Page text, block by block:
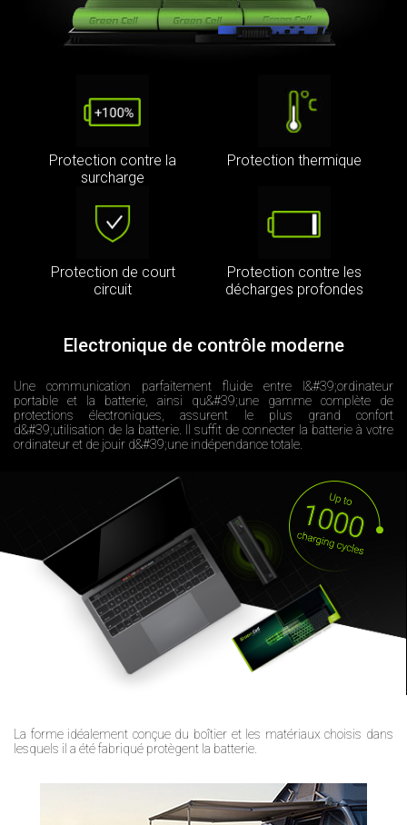
Protection contre la
surcharge
Protection thermique
Protection de court
circuit
Protection contre les
décharges profondes
Electronique de contrôle moderne
Une communication parfaitement fluide entre l&#39;ordinateur
portable et la batterie, ainsi qu&#39;une gamme complète de
protections électroniques, assurent le plus grand confort
d&#39;utilisation de la batterie. Il suffit de connecter la batterie à votre
ordinateur et de jouir d&#39;une indépendance totale.
La forme idéalement conçue du boîtier et les matériaux choisis dans
lesquels il a été fabriqué protègent la batterie.